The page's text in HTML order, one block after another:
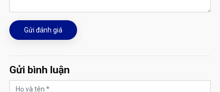
Gửi đánh giá
Gửi bình luận